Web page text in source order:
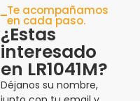
Te acompañamos
en cada paso.
¿Estas
interesado
en LR1041M?
Déjanos su nombre,